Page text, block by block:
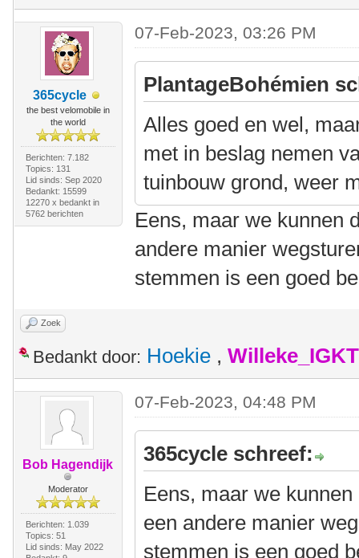
365cycle
the best velomobile in
the world
Berichten: 7.182
Topics: 131
Lid sinds: Sep 2020
Bedankt: 15599
12270 x bedankt in
5762 berichten
07-Feb-2023, 03:26 PM
PlantageBohémien
Alles goed en wel,
met in beslag nemen
tuinbouw grond, weer
Eens, maar we kunnen
andere manier
stemmen is een goed
Zoek
Bedankt door: Hoekie , Willeke_IGKT
Bob Hagendijk
Moderator
Berichten: 1.039
Topics: 51
Lid sinds: May 2022
07-Feb-2023, 04:48 PM
365cycle schreef:
Eens, maar we
een andere manier
stemmen is een goed